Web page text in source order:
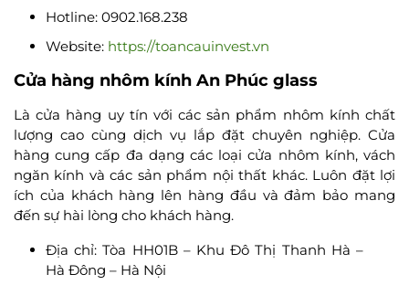
Hotline: 0902.168.238
Website: https://toancauinvest.vn
Cửa hàng nhôm kính An Phúc glass
Là cửa hàng uy tín với các sản phẩm nhôm kính chất
lượng cao cùng dịch vụ lắp đặt chuyên nghiệp. Cửa
hàng cung cấp đa dạng các loại cửa nhôm kính, vách
ngăn kính và các sản phẩm nội thất khác. Luôn đặt lợi
ích của khách hàng lên hàng đầu và đảm bảo mang
đến sự hài lòng cho khách hàng.
Địa chỉ: Tòa HH01B – Khu Đô Thị Thanh Hà –
Hà Đông – Hà Nội